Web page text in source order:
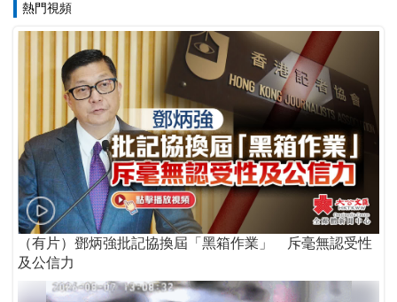
熱門視頻
（有片）鄧炳強批記協換屆「黑箱作業」 斥毫無認受性
及公信力